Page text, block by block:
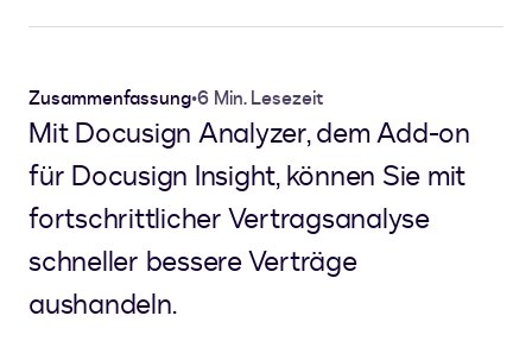
Zusammenfassung•6 Min. Lesezeit
Mit Docusign Analyzer, dem Add-on
für Docusign Insight, können Sie mit
fortschrittlicher Vertragsanalyse
schneller bessere Verträge
aushandeln.